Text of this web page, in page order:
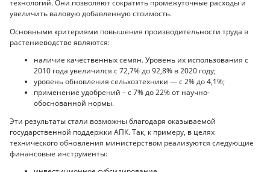
технологий. Они позволяют сократить промежуточные расходы и
увеличить валовую добавленную стоимость.
Основными критериями повышения производительности труда в
растениеводстве являются:
наличие качественных семян. Уровень их использования с
2010 года увеличился с 72,7% до 92,8% в 2020 году;
уровень обновления сельхозтехники — с 2% до 4,1%;
применение удобрений – с 7% до 22% от научно-
обоснованной нормы.
Эти результаты стали возможны благодаря оказываемой
государственной поддержки АПК. Так, к примеру, в целях
технического обновления министерством реализуются следующие
финансовые инструменты: